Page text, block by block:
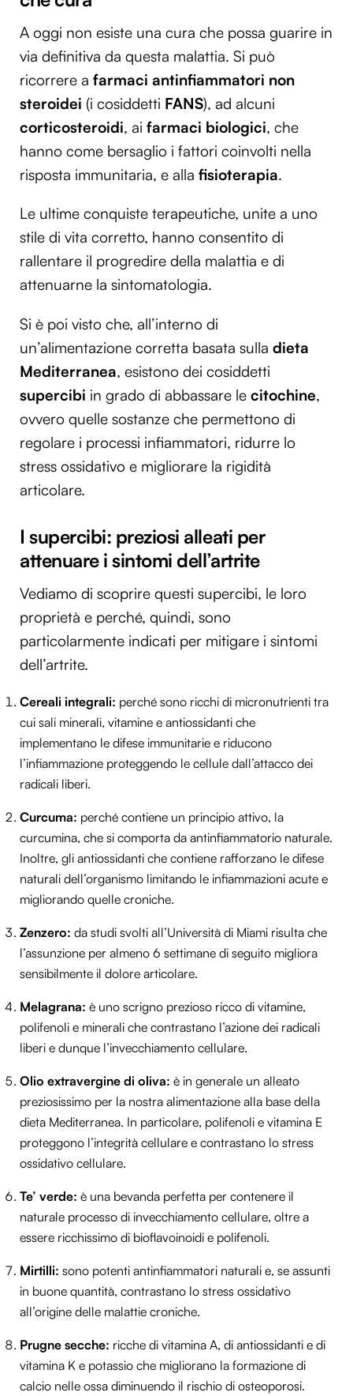
A oggi non esiste una cura che possa guarire in
via definitiva da questa malattia. Si può
ricorrere a farmaci antinfiammatori non
steroidei (i cosiddetti FANS), ad alcuni
corticosteroidi, ai farmaci biologici, che
hanno come bersaglio i fattori coinvolti nella
risposta immunitaria, e alla fisioterapia.
Le ultime conquiste terapeutiche, unite a uno
stile di vita corretto, hanno consentito di
rallentare il progredire della malattia e di
attenuarne la sintomatologia.
Si è poi visto che, all’interno di
un’alimentazione corretta basata sulla dieta
Mediterranea, esistono dei cosiddetti
supercibi in grado di abbassare le citochine,
ovvero quelle sostanze che permettono di
regolare i processi infiammatori, ridurre lo
stress ossidativo e migliorare la rigidità
articolare.
I supercibi: preziosi alleati per
attenuare i sintomi dell’artrite
Vediamo di scoprire questi supercibi, le loro
proprietà e perché, quindi, sono
particolarmente indicati per mitigare i sintomi
dell’artrite.
Cereali integrali: perché sono ricchi di micronutrienti tra
cui sali minerali, vitamine e antiossidanti che
implementano le difese immunitarie e riducono
l’infiammazione proteggendo le cellule dall’attacco dei
radicali liberi.
Curcuma: perché contiene un principio attivo, la
curcumina, che si comporta da antinfiammatorio naturale.
Inoltre, gli antiossidanti che contiene rafforzano le difese
naturali dell’organismo limitando le infiammazioni acute e
migliorando quelle croniche.
Zenzero: da studi svolti all’Università di Miami risulta che
l’assunzione per almeno 6 settimane di seguito migliora
sensibilmente il dolore articolare.
Melagrana: è uno scrigno prezioso ricco di vitamine,
polifenoli e minerali che contrastano l’azione dei radicali
liberi e dunque l’invecchiamento cellulare.
Olio extravergine di oliva: è in generale un alleato
preziosissimo per la nostra alimentazione alla base della
dieta Mediterranea. In particolare, polifenoli e vitamina E
proteggono l’integrità cellulare e contrastano lo stress
ossidativo cellulare.
Te’ verde: è una bevanda perfetta per contenere il
naturale processo di invecchiamento cellulare, oltre a
essere ricchissimo di bioflavoinoidi e polifenoli.
Mirtilli: sono potenti antinfiammatori naturali e, se assunti
in buone quantità, contrastano lo stress ossidativo
all’origine delle malattie croniche.
Prugne secche: ricche di vitamina A, di antiossidanti e di
vitamina K e potassio che migliorano la formazione di
calcio nelle ossa diminuendo il rischio di osteoporosi.